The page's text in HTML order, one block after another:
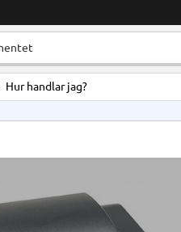
Hur handlar jag?